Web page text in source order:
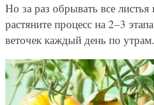
Но за раз обрывать все
растяните процесс на 2–3
веточек каждый день по утрам.